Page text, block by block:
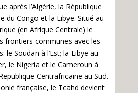
après l’Algérie, la République
du Congo et la Libye. Situé au
(en Afrique Centrale) le
frontiers communes avec les
le Soudan à l’Est; la Libye au
le Nigeria et le Cameroun à
Centrafricaine au Sud.
française, le Tcahd devient